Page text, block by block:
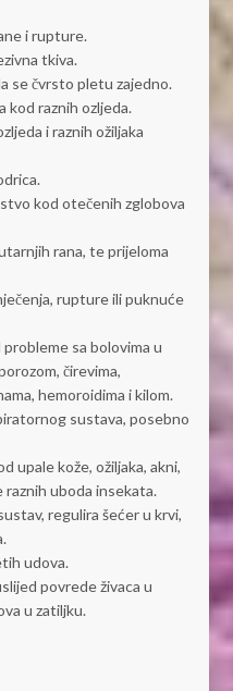
i rupture.
tkiva.
se čvrsto pletu zajedno.
kod raznih ozljeda.
i raznih ožiljaka
kod otečenih zglobova
rana, te prijeloma
rupture ili puknuće
sa bolovima u
čirevima,
hemoroidima i kilom.
sustava, posebno
upale kože, ožiljaka, akni,
uboda insekata.
regulira šećer u krvi,
udova.
povrede živaca u
u zatiljku.